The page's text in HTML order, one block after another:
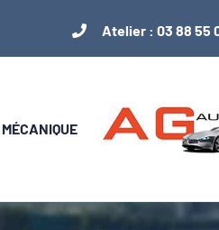
Atelier : 03 88 55